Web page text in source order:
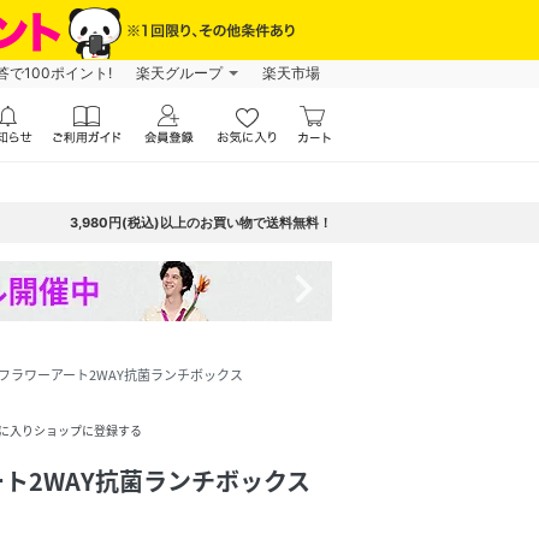
で100ポイント! 楽天グループ 楽天市場
3,980円(税込)以上のお買い物で送料無料！
ラワーアート2WAY抗菌ランチボックス
入りショップに登録する
2WAY抗菌ランチボックス